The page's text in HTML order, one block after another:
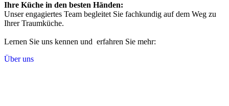
Ihre Küche in den besten Händen:
Unser engagiertes Team begleitet Sie fachkundig auf dem Weg zu
Ihrer Traumküche.
Lernen Sie uns kennen und erfahren Sie mehr:
Über uns